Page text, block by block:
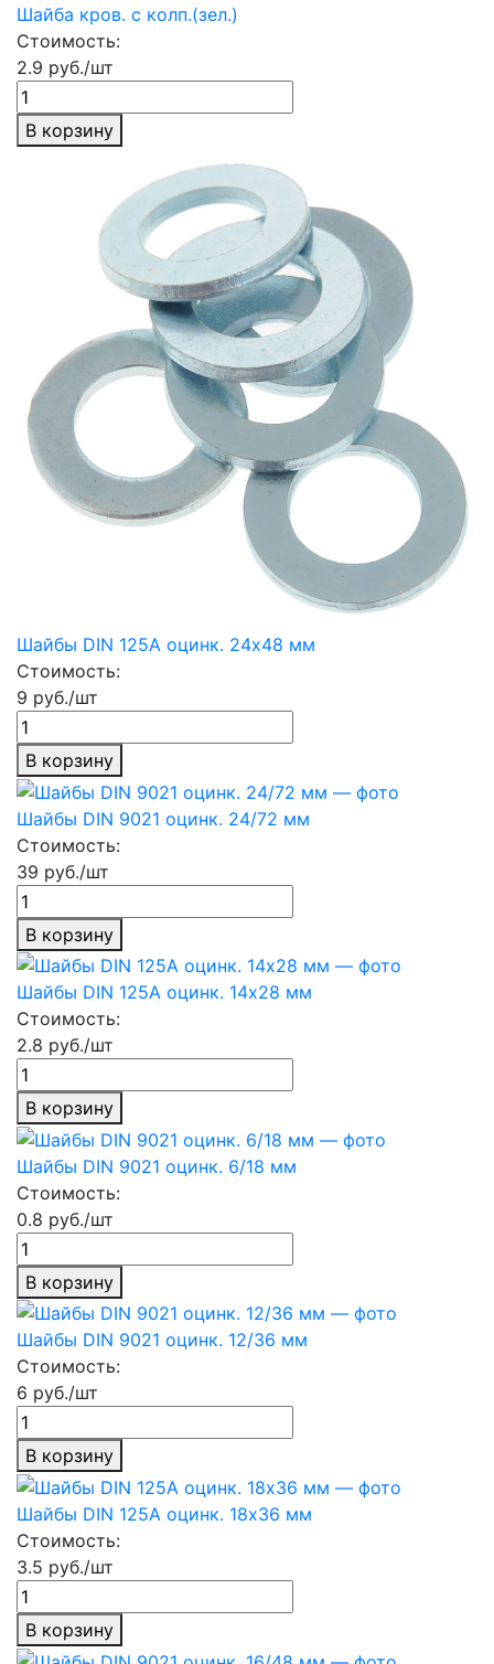
Шайба кров. с колп.(зел.)
Стоимость:
2.9 руб./шт
В корзину
Шайбы DIN 125А оцинк. 24х48 мм
Стоимость:
9 руб./шт
В корзину
Шайбы DIN 9021 оцинк. 24/72 мм
Стоимость:
39 руб./шт
В корзину
Шайбы DIN 125А оцинк. 14х28 мм
Стоимость:
2.8 руб./шт
В корзину
Шайбы DIN 9021 оцинк. 6/18 мм
Стоимость:
0.8 руб./шт
В корзину
Шайбы DIN 9021 оцинк. 12/36 мм
Стоимость:
6 руб./шт
В корзину
Шайбы DIN 125А оцинк. 18х36 мм
Стоимость:
3.5 руб./шт
В корзину